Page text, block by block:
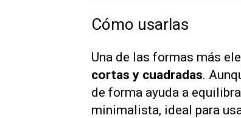
Cómo usarlas
Una de las formas más
cortas y cuadradas.
de forma ayuda a
minimalista, ideal para